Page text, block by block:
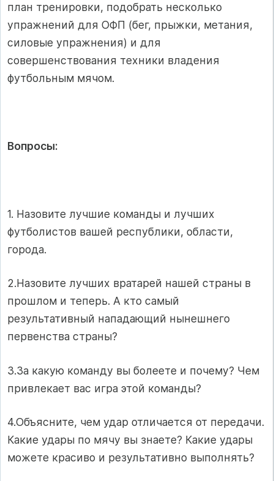
план тренировки, подобрать несколько
упражнений для ОФП (бег, прыжки, метания,
силовые упражнения) и для
совершенствования техники владения
футбольным мячом.
Вопросы:
1. Назовите лучшие команды и лучших
футболистов вашей республики, области,
города.
2.Назовите лучших вратарей нашей страны в
прошлом и теперь. А кто самый
результативный нападающий нынешнего
первенства страны?
3.За какую команду вы болеете и почему? Чем
привлекает вас игра этой команды?
4.Объясните, чем удар отличается от передачи.
Какие удары по мячу вы знаете? Какие удары
можете красиво и результативно выполнять?